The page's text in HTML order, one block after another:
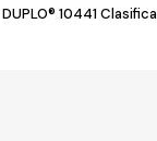
DUPLO® 10441